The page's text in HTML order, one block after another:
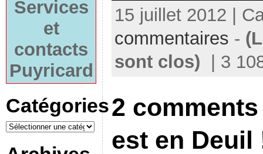
Services
et
contacts
Puyricard
Catégories
15 juillet 2012 |
commentaires -
sont clos) | 3
2
est en Deuil